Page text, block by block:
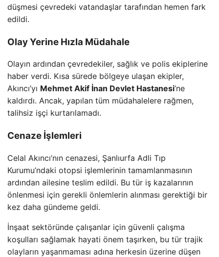
düşmesi çevredeki vatandaşlar tarafından hemen fark
edildi.
Olay Yerine Hızla Müdahale
Olayın ardından çevredekiler, sağlık ve polis ekiplerine
haber verdi. Kısa sürede bölgeye ulaşan ekipler,
Akıncı’yı Mehmet Akif İnan Devlet Hastanesi‘ne
kaldırdı. Ancak, yapılan tüm müdahalelere rağmen,
talihsiz işçi kurtarılamadı.
Cenaze İşlemleri
Celal Akıncı’nın cenazesi, Şanlıurfa Adli Tıp
Kurumu’ndaki otopsi işlemlerinin tamamlanmasının
ardından ailesine teslim edildi. Bu tür iş kazalarının
önlenmesi için gerekli önlemlerin alınması gerektiği bir
kez daha gündeme geldi.
İnşaat sektöründe çalışanlar için güvenli çalışma
koşulları sağlamak hayati önem taşırken, bu tür trajik
olayların yaşanmaması adına herkesin üzerine düşen